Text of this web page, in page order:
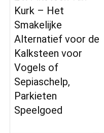
Kurk – Het
Smakelijke
Alternatief voor de
Kalksteen voor
Vogels of
Sepiaschelp,
Parkieten
Speelgoed